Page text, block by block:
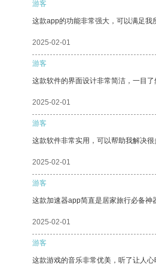
游客
这款app的功能非常强大，可以满足我
2025-02-01
游客
这款软件的界面设计非常简洁，一目了
2025-02-01
游客
这款软件非常实用，可以帮助我解决
2025-02-01
游客
这款加速器app简直是居家旅行必备神
2025-02-01
游客
这款游戏的音乐非常优美，听了让人心